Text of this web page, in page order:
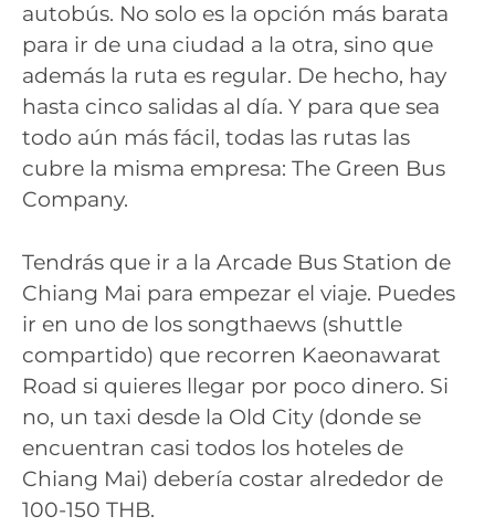
autobús. No solo es la opción más barata
para ir de una ciudad a la otra, sino que
además la ruta es regular. De hecho, hay
hasta cinco salidas al día. Y para que sea
todo aún más fácil, todas las rutas las
cubre la misma empresa: The Green Bus
Company.
Tendrás que ir a la Arcade Bus Station de
Chiang Mai para empezar el viaje. Puedes
ir en uno de los songthaews (shuttle
compartido) que recorren Kaeonawarat
Road si quieres llegar por poco dinero. Si
no, un taxi desde la Old City (donde se
encuentran casi todos los hoteles de
Chiang Mai) debería costar alrededor de
100-150 THB.